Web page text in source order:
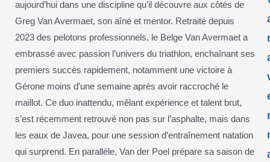
aujourd’hui dans une discipline qu’il découvre aux côtés de
Greg Van Avermaet, son aîné et mentor. Retraité depuis
2023 des pelotons professionnels, le Belge Van Avermaet a
embrassé avec passion l’univers du triathlon, enchaînant ses
premiers succès rapidement, notamment une victoire à
Gérone moins d’une semaine après avoir raccroché le
maillot. Ce duo inattendu, mêlant expérience et talent brut,
s’est récemment retrouvé non pas sur l’asphalte, mais dans
les eaux de Javea, pour une session d’entraînement natation
qui surprend. En parallèle, Van der Poel prépare sa saison de